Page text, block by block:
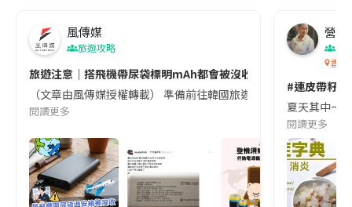
風傳媒
旅遊攻略
旅遊注意｜搭飛機帶尿袋標明mAh都會被沒收😱出發前切記檢查
（文章由風傳媒授權轉載） 準備前往韓國旅遊的民眾，近期要
閱讀更多
營養
香港
#連皮帶籽
夏天其中一
閱讀更多